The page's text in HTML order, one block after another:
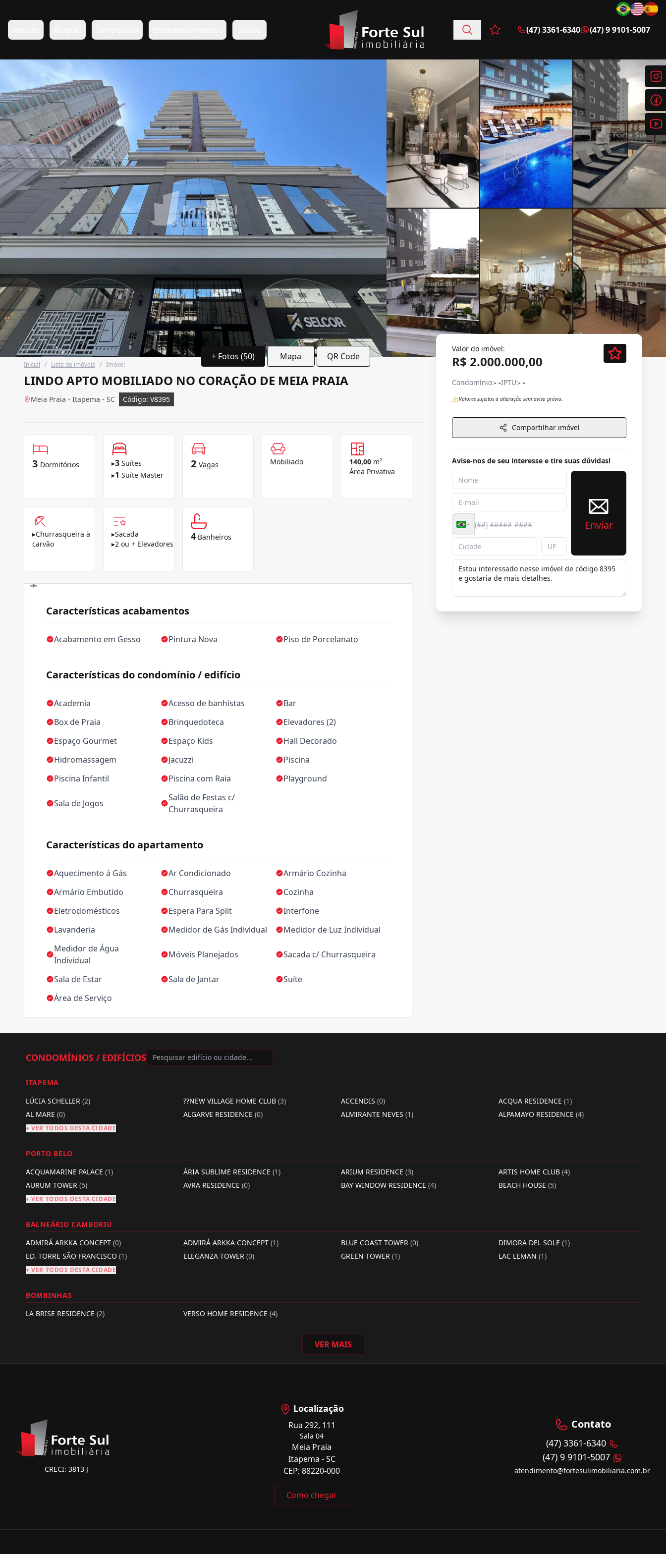
Favoritos (0 itens)
(47) 3361-6340 (47) 9 9101-5007
+ Fotos (50) Mapa QR Code
Inicial / Lista de imóveis / Imóvel
LINDO APTO MOBILIADO NO CORAÇÃO DE MEIA PRAIA
Meia Praia - Itapema - SC Código: V8395
3 Dormitórios ▸3 Suítes
▸1 Suíte Master
2 Vagas Mobiliado 140,00 m²
Área Privativa
▸Churrasqueira à
carvão
▸Sacada
▸2 ou + Elevadores
4 Banheiros
Características acabamentos
Acabamento em Gesso Pintura Nova Piso de Porcelanato
Características do condomínio / edifício
Academia Acesso de banhistas
Bar
Box de Praia
Brinquedoteca
Elevadores (2)
Espaço Gourmet
Espaço Kids
Hall Decorado
Hidromassagem
Jacuzzi
Piscina
Piscina Infantil
Piscina com Raia Playground
Sala de Jogos
Salão de Festas c/
Churrasqueira
Características do apartamento
Aquecimento á Gás Ar Condicionado
Armário Cozinha
Armário Embutido
Churrasqueira
Cozinha
Eletrodomésticos
Espera Para Split
Interfone
Lavanderia
Medidor de Gás Individual
Medidor de Luz Individual
Medidor de Água
Individual
Móveis Planejados Sacada c/ Churrasqueira
Sala de Estar Sala de Jantar
Suíte
Área de Serviço
Valor do imóvel:
R$ 2.000.000,00
Condomínio:- -IPTU:- -
Valores sujeitos a alteração sem aviso prévio.
Compartilhar imóvel
Avise-nos de seu interesse e tire suas dúvidas!
Enviar
CONDOMÍNIOS / EDIFÍCIOS
ITAPEMA
LÚCIA SCHELLER (2) ??NEW VILLAGE HOME CLUB (3) ACCENDIS (0) ACQUA RESIDENCE (1)
AL MARE (0) ALGARVE RESIDENCE (0) ALMIRANTE NEVES (1) ALPAMAYO RESIDENCE (4)
+ VER TODOS DESTA CIDADE
PORTO BELO
ACQUAMARINE PALACE (1) ÁRIA SUBLIME RESIDENCE (1) ARIUM RESIDENCE (3) ARTIS HOME CLUB (4)
AURUM TOWER (5) AVRA RESIDENCE (0) BAY WINDOW RESIDENCE (4) BEACH HOUSE (5)
+ VER TODOS DESTA CIDADE
BALNEÁRIO CAMBORIÚ
ADMIRÁ ARKKA CONCEPT (0) ADMIRÁ ARKKA CONCEPT (1) BLUE COAST TOWER (0) DIMORA DEL SOLE (1)
ED. TORRE SÃO FRANCISCO (1) ELEGANZA TOWER (0) GREEN TOWER (1) LAC LEMAN (1)
+ VER TODOS DESTA CIDADE
BOMBINHAS
LA BRISE RESIDENCE (2) VERSO HOME RESIDENCE (4)
VER MAIS
CRECI: 3813 J
Localização
Rua 292, 111
Sala 04
Meia Praia
Itapema - SC
CEP: 88220-000
Como chegar
Contato
(47) 3361-6340
(47) 9 9101-5007
atendimento@fortesulimobiliaria.com.br